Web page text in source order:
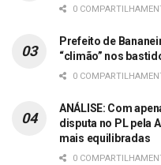
0
Prefeito de
“climão” nos
0
ANÁLISE: Com
disputa no PL pela
mais equilibradas
0